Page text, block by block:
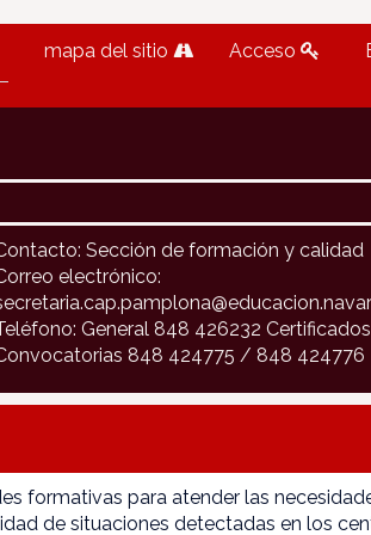
mapa del sitio Acceso
Sección de formación y calidad
electrónico:
General 848 426232
848 424775 / 848 424776
formativas para atender las
de situaciones detectadas en los